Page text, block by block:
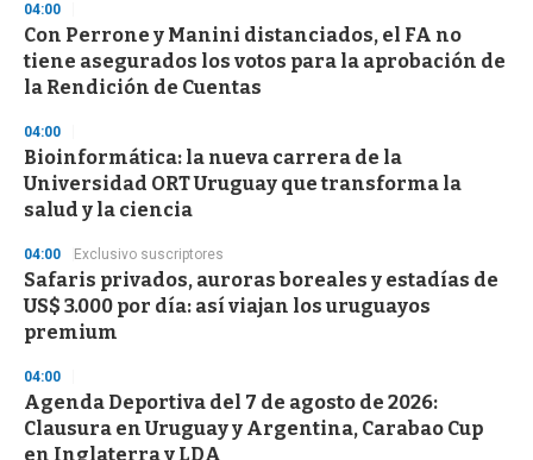
04:00
Con Perrone y Manini distanciados, el FA no
tiene asegurados los votos para la aprobación de
la Rendición de Cuentas
04:00
Bioinformática: la nueva carrera de la
Universidad ORT Uruguay que transforma la
salud y la ciencia
04:00 Exclusivo suscriptores
Safaris privados, auroras boreales y estadías de
US$ 3.000 por día: así viajan los uruguayos
premium
04:00
Agenda Deportiva del 7 de agosto de 2026:
Clausura en Uruguay y Argentina, Carabao Cup
en Inglaterra y LDA